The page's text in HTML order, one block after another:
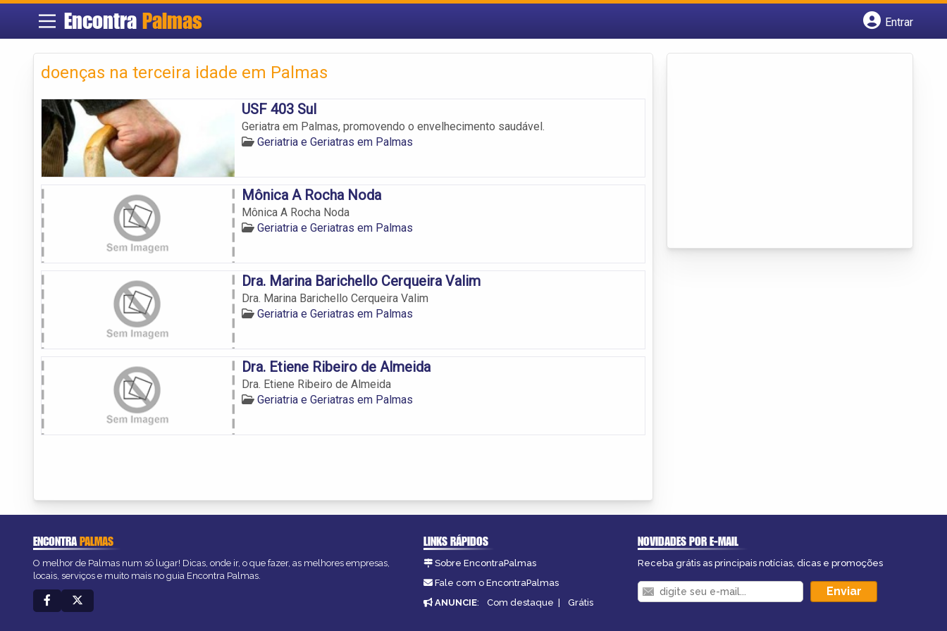
Encontra Palmas
Entrar
doenças na terceira idade em Palmas
USF 403 Sul
Geriatra em Palmas, promovendo o envelhecimento saudável.
Geriatria e Geriatras em Palmas
Mônica A Rocha Noda
Mônica A Rocha Noda
Geriatria e Geriatras em Palmas
Dra. Marina Barichello Cerqueira Valim
Dra. Marina Barichello Cerqueira Valim
Geriatria e Geriatras em Palmas
Dra. Etiene Ribeiro de Almeida
Dra. Etiene Ribeiro de Almeida
Geriatria e Geriatras em Palmas
ENCONTRAPALMAS
O melhor de Palmas num só lugar! Dicas, onde ir, o que fazer, as melhores empresas,
locais, serviços e muito mais no guia Encontra Palmas.
LINKS RÁPIDOS
Sobre EncontraPalmas
Fale com o EncontraPalmas
ANUNCIE: Com destaque | Grátis
NOVIDADES POR E-MAIL
Receba grátis as principais notícias, dicas e promoções